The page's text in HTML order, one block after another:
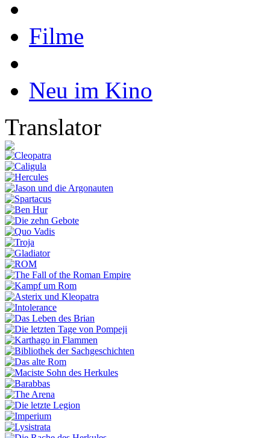
Filme
Neu im Kino
Translator